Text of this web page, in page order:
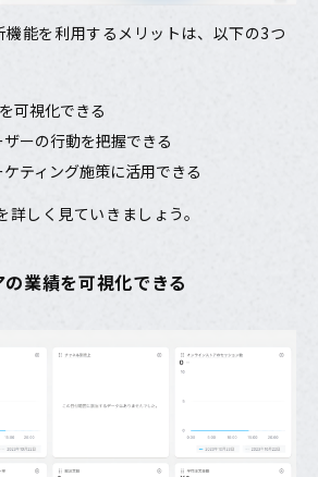
能を利用するメリットは、以下の3つ
可視化できる
ーの行動を把握できる
ティング施策に活用できる
しく見ていきましょう。
業績を可視化できる